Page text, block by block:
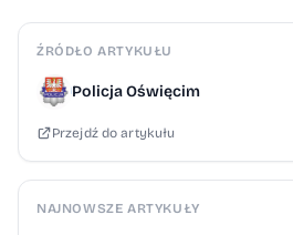
ŹRÓDŁO ARTYKUŁU
Policja Oświęcim
Przejdź do artykułu
NAJNOWSZE ARTYKUŁY